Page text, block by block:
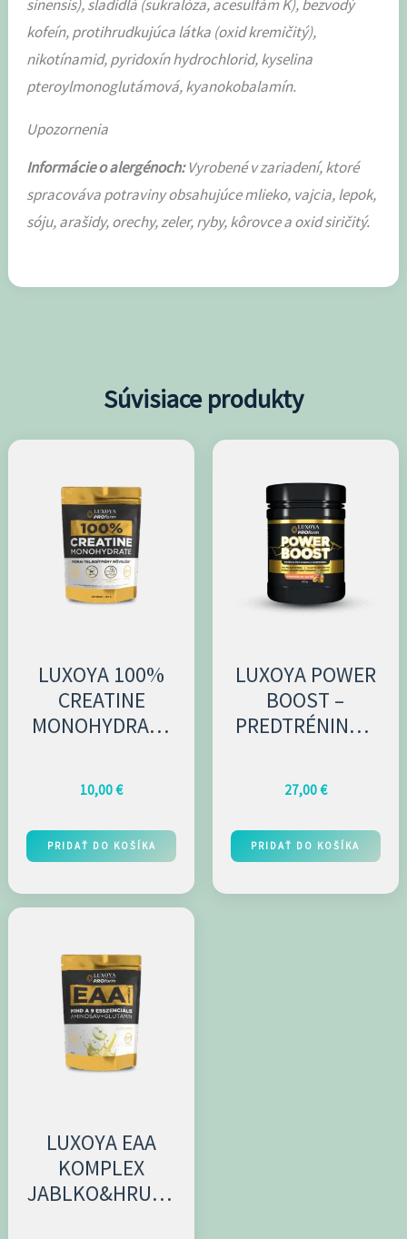
sinensis), sladidlá (sukralóza, acesulfám K), bezvodý
kofeín, protihrudkujúca látka (oxid kremičitý),
nikotínamid, pyridoxín hydrochlorid, kyselina
pteroylmonoglutámová, kyanokobalamín.
Upozornenia
Informácie o alergénoch:Vyrobené v zariadení, ktoré
spracováva potraviny obsahujúce mlieko, vajcia, lepok,
sóju, arašidy, orechy, zeler, ryby, kôrovce a oxid siričitý.
Súvisiace produkty
LUXOYA 100%
CREATINE
MONOHYDRATE
10,00€
PRIDAŤ DO KOŠÍKA
LUXOYA POWER
BOOST –
PREDTRÉNINGO
BROSKYŇOVÝ
ĽADOVÝ ČAJ-
300G
27,00€
PRIDAŤ DO KOŠÍKA
LUXOYA EAA
KOMPLEX
JABLKO&HRUŠK